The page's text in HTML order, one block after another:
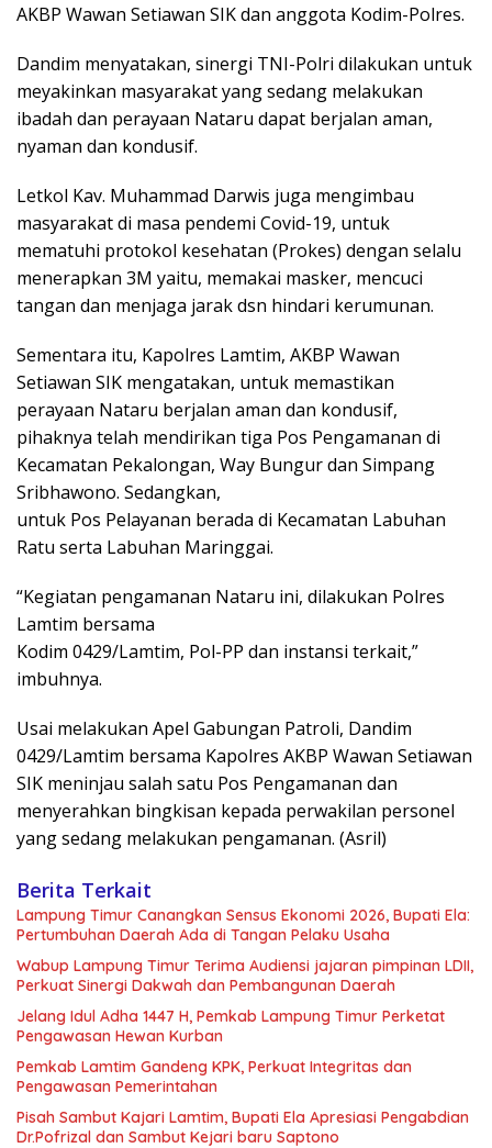
AKBP Wawan Setiawan SIK dan anggota Kodim-Polres.
Dandim menyatakan, sinergi TNI-Polri dilakukan untuk
meyakinkan masyarakat yang sedang melakukan
ibadah dan perayaan Nataru dapat berjalan aman,
nyaman dan kondusif.
Letkol Kav. Muhammad Darwis juga mengimbau
masyarakat di masa pendemi Covid-19, untuk
mematuhi protokol kesehatan (Prokes) dengan selalu
menerapkan 3M yaitu, memakai masker, mencuci
tangan dan menjaga jarak dsn hindari kerumunan.
Sementara itu, Kapolres Lamtim, AKBP Wawan
Setiawan SIK mengatakan, untuk memastikan
perayaan Nataru berjalan aman dan kondusif,
pihaknya telah mendirikan tiga Pos Pengamanan di
Kecamatan Pekalongan, Way Bungur dan Simpang
Sribhawono. Sedangkan,
untuk Pos Pelayanan berada di Kecamatan Labuhan
Ratu serta Labuhan Maringgai.
“Kegiatan pengamanan Nataru ini, dilakukan Polres
Lamtim bersama
Kodim 0429/Lamtim, Pol-PP dan instansi terkait,”
imbuhnya.
Usai melakukan Apel Gabungan Patroli, Dandim
0429/Lamtim bersama Kapolres AKBP Wawan Setiawan
SIK meninjau salah satu Pos Pengamanan dan
menyerahkan bingkisan kepada perwakilan personel
yang sedang melakukan pengamanan. (Asril)
Berita Terkait
Lampung Timur Canangkan Sensus Ekonomi 2026, Bupati Ela:
Pertumbuhan Daerah Ada di Tangan Pelaku Usaha
Wabup Lampung Timur Terima Audiensi jajaran pimpinan LDII,
Perkuat Sinergi Dakwah dan Pembangunan Daerah
Jelang Idul Adha 1447 H, Pemkab Lampung Timur Perketat
Pengawasan Hewan Kurban
Pemkab Lamtim Gandeng KPK, Perkuat Integritas dan
Pengawasan Pemerintahan
Pisah Sambut Kajari Lamtim, Bupati Ela Apresiasi Pengabdian
Dr.Pofrizal dan Sambut Kejari baru Saptono